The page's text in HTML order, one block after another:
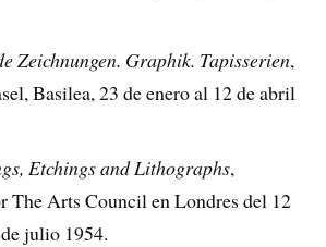
Zeichnungen. Graphik. Tapisserien,
Basilea, 23 de enero al 12 de abril
Etchings and Lithographs,
The Arts Council en Londres del 12
julio 1954.